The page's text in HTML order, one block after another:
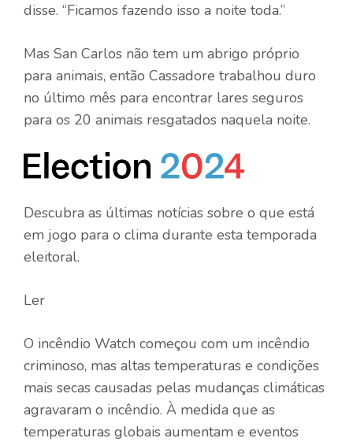
disse. “Ficamos fazendo isso a noite toda.”
Mas San Carlos não tem um abrigo próprio
para animais, então Cassadore trabalhou duro
no último mês para encontrar lares seguros
para os 20 animais resgatados naquela noite.
Descubra as últimas notícias sobre o que está
em jogo para o clima durante esta temporada
eleitoral.
Ler
O incêndio Watch começou com um incêndio
criminoso, mas altas temperaturas e condições
mais secas causadas pelas mudanças climáticas
agravaram o incêndio. À medida que as
temperaturas globais aumentam e eventos